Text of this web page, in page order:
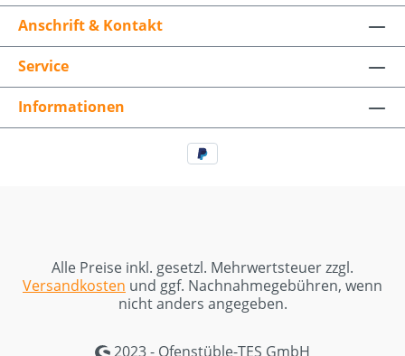
Anschrift & Kontakt
Service
Informationen
Alle Preise inkl. gesetzl. Mehrwertsteuer zzgl.
Versandkosten und ggf. Nachnahmegebühren, wenn
nicht anders angegeben.
2023 - Ofenstüble-TES GmbH